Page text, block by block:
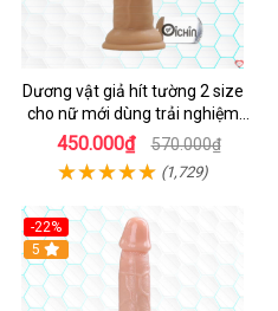
Dương vật giả hít tường 2 size
cho nữ mới dùng trải nghiệm
thật
450.000₫ 570.000₫
(1,729)
-22%
Hot
5